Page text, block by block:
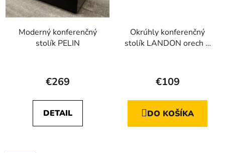
Moderný konferenčný
stolík PELIN
hodnotenie
je
5,0
€269
DETAIL
Okrúhly konferenčný
stolík LANDON orech +
hodnotenie
je
5,0
€109
DO KOŠÍKA